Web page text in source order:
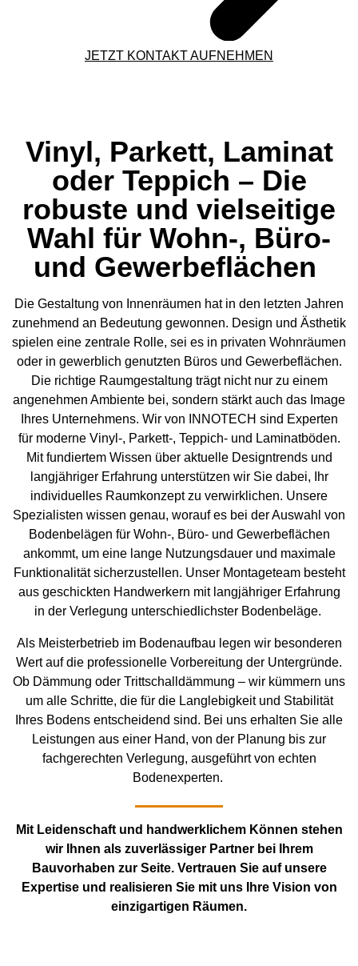
JETZT KONTAKT AUFNEHMEN
Vinyl, Parkett, Laminat
oder Teppich – Die
robuste und vielseitige
Wahl für Wohn-, Büro-
und Gewerbeflächen
Die Gestaltung von Innenräumen hat in den letzten Jahren
zunehmend an Bedeutung gewonnen. Design und Ästhetik
spielen eine zentrale Rolle, sei es in privaten Wohnräumen
oder in gewerblich genutzten Büros und Gewerbeflächen.
Die richtige Raumgestaltung trägt nicht nur zu einem
angenehmen Ambiente bei, sondern stärkt auch das Image
Ihres Unternehmens. Wir von INNOTECH sind Experten
für moderne Vinyl-, Parkett-, Teppich- und Laminatböden.
Mit fundiertem Wissen über aktuelle Designtrends und
langjähriger Erfahrung unterstützen wir Sie dabei, Ihr
individuelles Raumkonzept zu verwirklichen. Unsere
Spezialisten wissen genau, worauf es bei der Auswahl von
Bodenbelägen für Wohn-, Büro- und Gewerbeflächen
ankommt, um eine lange Nutzungsdauer und maximale
Funktionalität sicherzustellen. Unser Montageteam besteht
aus geschickten Handwerkern mit langjähriger Erfahrung
in der Verlegung unterschiedlichster Bodenbeläge.
Als Meisterbetrieb im Bodenaufbau legen wir besonderen
Wert auf die professionelle Vorbereitung der Untergründe.
Ob Dämmung oder Trittschalldämmung – wir kümmern uns
um alle Schritte, die für die Langlebigkeit und Stabilität
Ihres Bodens entscheidend sind. Bei uns erhalten Sie alle
Leistungen aus einer Hand, von der Planung bis zur
fachgerechten Verlegung, ausgeführt von echten
Bodenexperten.
Mit Leidenschaft und handwerklichem Können stehen
wir Ihnen als zuverlässiger Partner bei Ihrem
Bauvorhaben zur Seite. Vertrauen Sie auf unsere
Expertise und realisieren Sie mit uns Ihre Vision von
einzigartigen Räumen.